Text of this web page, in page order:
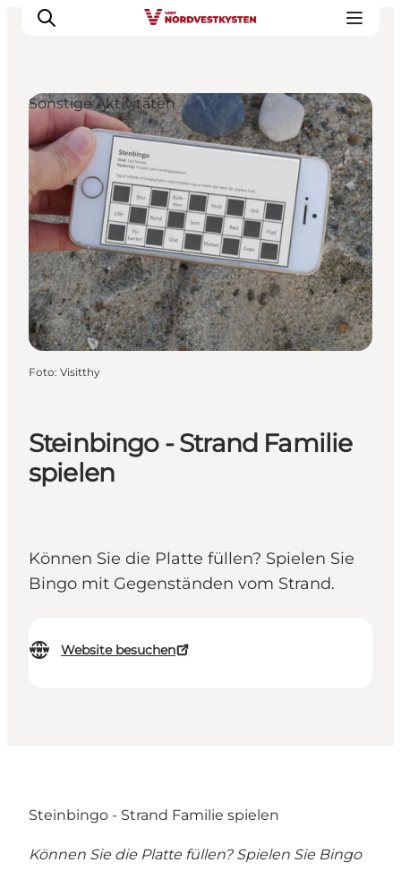
Urlaubsorte
Inspiration
Events
Unterkunft
Mach deine Urlaubsplanung
Steinbingo - Strand Familie
spielen
Können Sie die Platte füllen? Spielen Sie
Bingo mit Gegenständen vom Strand.
Website besuchen
Sonstige Aktivitäten
Foto: Visitthy
Steinbingo - Strand Familie spielen
Können Sie die Platte füllen? Spielen Sie Bingo